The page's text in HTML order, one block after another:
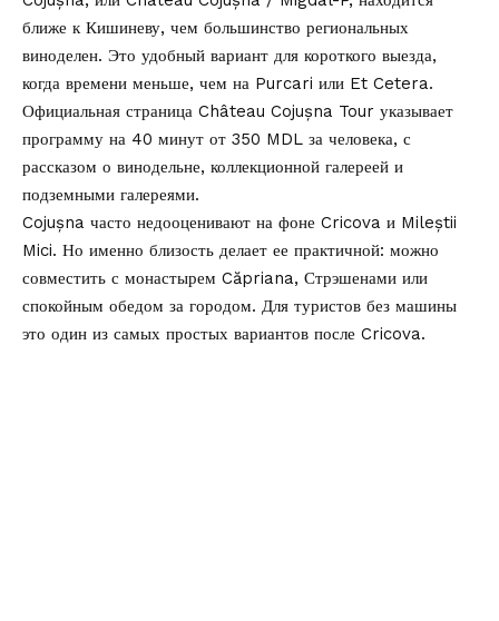
ближе к Кишиневу, чем большинство региональных
виноделен. Это удобный вариант для короткого выезда,
когда времени меньше, чем на Purcari или Et Cetera.
Официальная страница Château Cojușna Tour указывает
программу на 40 минут от 350 MDL за человека, с
рассказом о винодельне, коллекционной галереей и
подземными галереями.
Cojușna часто недооценивают на фоне Cricova и Mileștii
Mici. Но именно близость делает ее практичной: можно
совместить с монастырем Căpriana, Стрэшенами или
спокойным обедом за городом. Для туристов без машины
это один из самых простых вариантов после Cricova.